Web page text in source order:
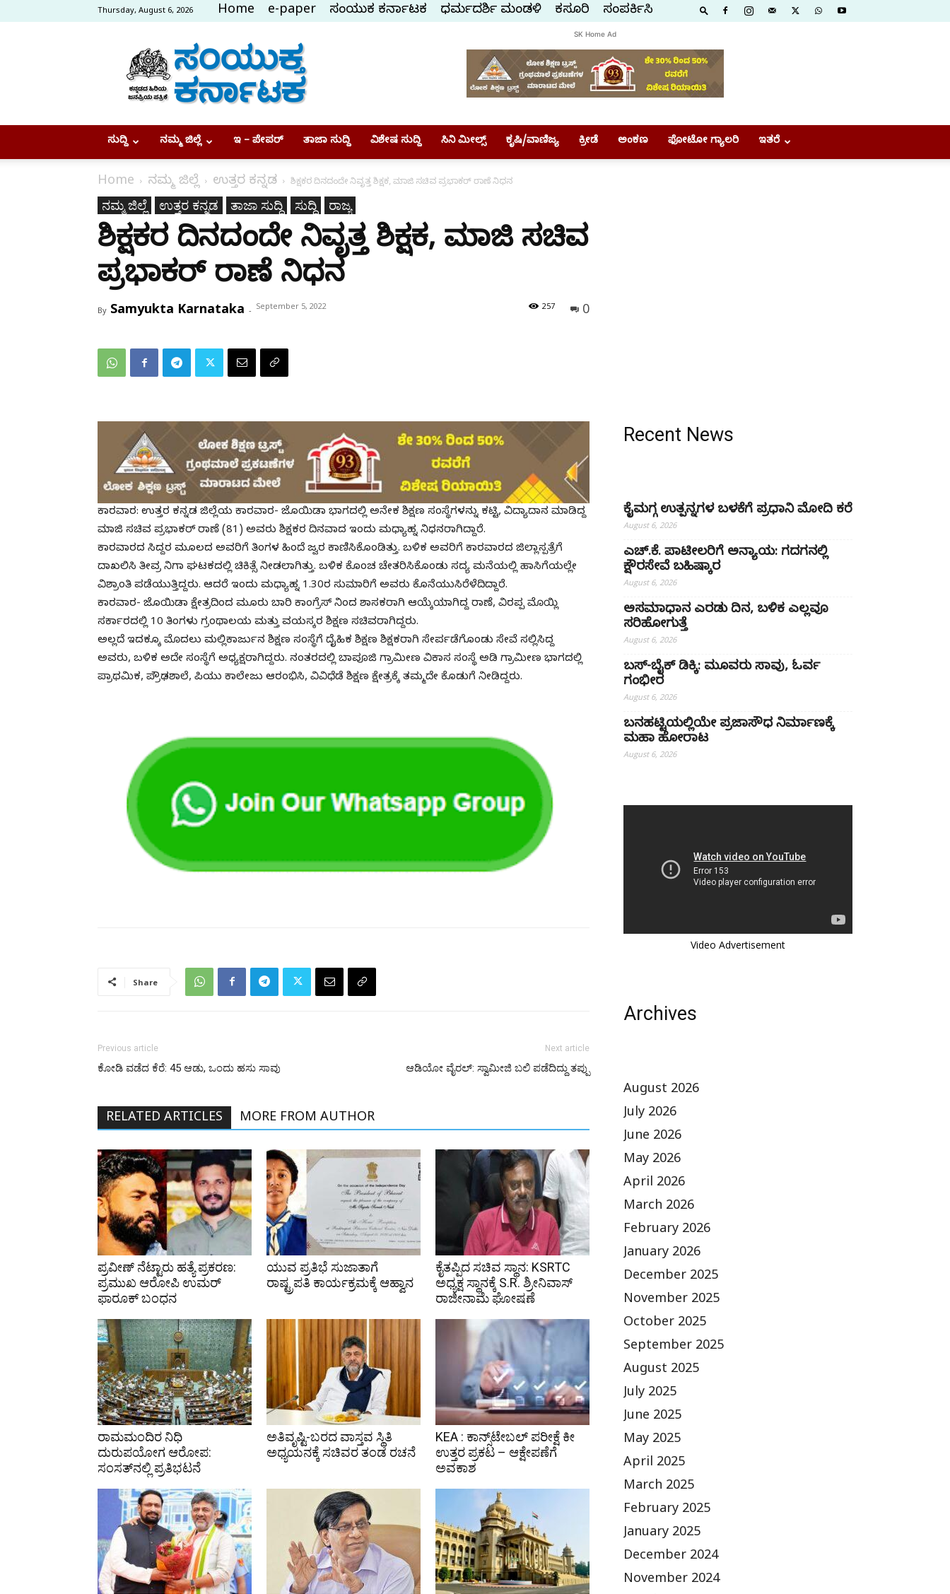
Thursday, August 6, 2026 Home e-paper ಸಂಯುಕ್ತ ಕರ್ನಾಟಕ ಧರ್ಮದರ್ಶಿ ಮಂಡಳಿ ಕಸ್ತೂರಿ ಸಂಪರ್ಕಿಸಿ
Samyukta
Karnataka
SK Home Ad
ಸುದ್ದಿ ನಮ್ಮ ಜಿಲ್ಲೆ ಇ – ಪೇಪರ್ ತಾಜಾ ಸುದ್ದಿ ವಿಶೇಷ ಸುದ್ದಿ ಸಿನಿ ಮೀಲ್ಸ್ ಕೃಷಿ/ವಾಣಿಜ್ಯ ಕ್ರೀಡೆ ಅಂಕಣ ಫೋಟೋ ಗ್ಯಾಲರಿ ಇತರೆ
Home ನಮ್ಮ ಜಿಲ್ಲೆ ಉತ್ತರ ಕನ್ನಡ ಶಿಕ್ಷಕರ ದಿನದಂದೇ ನಿವೃತ್ತ ಶಿಕ್ಷಕ, ಮಾಜಿ ಸಚಿವ ಪ್ರಭಾಕರ್ ರಾಣೆ ನಿಧನ
ನಮ್ಮ ಜಿಲ್ಲೆ ಉತ್ತರ ಕನ್ನಡ ತಾಜಾ ಸುದ್ದಿ ಸುದ್ದಿ ರಾಜ್ಯ
ಶಿಕ್ಷಕರ ದಿನದಂದೇ ನಿವೃತ್ತ ಶಿಕ್ಷಕ, ಮಾಜಿ ಸಚಿವ
ಪ್ರಭಾಕರ್ ರಾಣೆ ನಿಧನ
By Samyukta Karnataka - September 5, 2022 0
257
ಕಾರವಾರ: ಉತ್ತರ ಕನ್ನಡ ಜಿಲ್ಲೆಯ ಕಾರವಾರ- ಜೊಯಿಡಾ ಭಾಗದಲ್ಲಿ ಅನೇಕ ಶಿಕ್ಷಣ ಸಂಸ್ಥೆಗಳನ್ನು ಕಟ್ಟಿ, ವಿದ್ಯಾದಾನ ಮಾಡಿದ್ದ
ಮಾಜಿ ಸಚಿವ ಪ್ರಭಾಕರ್ ರಾಣೆ (81) ಅವರು ಶಿಕ್ಷಕರ ದಿನವಾದ ಇಂದು ಮಧ್ಯಾಹ್ನ ನಿಧನರಾಗಿದ್ದಾರೆ.
ಕಾರವಾರದ ಸಿದ್ದರ ಮೂಲದ ಅವರಿಗೆ ತಿಂಗಳ ಹಿಂದೆ ಜ್ವರ ಕಾಣಿಸಿಕೊಂಡಿತ್ತು. ಬಳಿಕ ಅವರಿಗೆ ಕಾರವಾರದ ಜಿಲ್ಲಾಸ್ಪತ್ರೆಗೆ
ದಾಖಲಿಸಿ ತೀವ್ರ ನಿಗಾ ಘಟಕದಲ್ಲಿ ಚಿಕಿತ್ಸೆ ನೀಡಲಾಗಿತ್ತು. ಬಳಿಕ ಕೊಂಚ ಚೇತರಿಸಿಕೊಂಡು ಸದ್ಯ ಮನೆಯಲ್ಲಿ ಹಾಸಿಗೆಯಲ್ಲೇ
ವಿಶ್ರಾಂತಿ ಪಡೆಯುತ್ತಿದ್ದರು. ಆದರೆ ಇಂದು ಮಧ್ಯಾಹ್ನ 1.30ರ ಸುಮಾರಿಗೆ ಅವರು ಕೊನೆಯುಸಿರೆಳೆದಿದ್ದಾರೆ.
ಕಾರವಾರ- ಜೊಯಿಡಾ ಕ್ಷೇತ್ರದಿಂದ ಮೂರು ಬಾರಿ ಕಾಂಗ್ರೆಸ್ ನಿಂದ ಶಾಸಕರಾಗಿ ಆಯ್ಕೆಯಾಗಿದ್ದ ರಾಣೆ, ವಿರಪ್ಪ ಮೊಯ್ಲಿ
ಸರ್ಕಾರದಲ್ಲಿ 10 ತಿಂಗಳು ಗ್ರಂಥಾಲಯ ಮತ್ತು ವಯಸ್ಕರ ಶಿಕ್ಷಣ ಸಚಿವರಾಗಿದ್ದರು.
ಅಲ್ಲದೆ ಇದಕ್ಕೂ ಮೊದಲು ಮಲ್ಲಿಕಾರ್ಜುನ ಶಿಕ್ಷಣ ಸಂಸ್ಥೆಗೆ ದೈಹಿಕ ಶಿಕ್ಷಣ ಶಿಕ್ಷಕರಾಗಿ ಸೇರ್ಪಡೆಗೊಂಡು ಸೇವೆ ಸಲ್ಲಿಸಿದ್ದ
ಅವರು, ಬಳಿಕ ಅದೇ ಸಂಸ್ಥೆಗೆ ಅಧ್ಯಕ್ಷರಾಗಿದ್ದರು. ನಂತರದಲ್ಲಿ ಬಾಪೂಜಿ ಗ್ರಾಮೀಣ ವಿಕಾಸ ಸಂಸ್ಥೆ ಅಡಿ ಗ್ರಾಮೀಣ ಭಾಗದಲ್ಲಿ
ಪ್ರಾಥಮಿಕ, ಪ್ರೌಢಶಾಲೆ, ಪಿಯು ಕಾಲೇಜು ಆರಂಭಿಸಿ, ವಿವಿಧೆಡೆ ಶಿಕ್ಷಣ ಕ್ಷೇತ್ರಕ್ಕೆ ತಮ್ಮದೇ ಕೊಡುಗೆ ನೀಡಿದ್ದರು.
Share
Previous article
ಕೋಡಿ ವಡೆದ ಕೆರೆ: 45 ಆಡು, ಒಂದು ಹಸು ಸಾವು
Next article
ಆಡಿಯೋ ವೈರಲ್: ಸ್ವಾಮೀಜಿ ಬಲಿ ಪಡೆದಿದ್ದು ತಪ್ಪು
RELATED ARTICLES MORE FROM AUTHOR
ಪ್ರವೀಣ್ ನೆಟ್ಟಾರು ಹತ್ಯೆ ಪ್ರಕರಣ:
ಪ್ರಮುಖ ಆರೋಪಿ ಉಮರ್
ಫಾರೂಕ್ ಬಂಧನ
ಯುವ ಪ್ರತಿಭೆ ಸುಜಾತಾಗೆ
ರಾಷ್ಟ್ರಪತಿ ಕಾರ್ಯಕ್ರಮಕ್ಕೆ ಆಹ್ವಾನ
ಕೈತಪ್ಪಿದ ಸಚಿವ ಸ್ಥಾನ: KSRTC
ಅಧ್ಯಕ್ಷ ಸ್ಥಾನಕ್ಕೆ S.R. ಶ್ರೀನಿವಾಸ್
ರಾಜೀನಾಮೆ ಘೋಷಣೆ
ರಾಮಮಂದಿರ ನಿಧಿ
ದುರುಪಯೋಗ ಆರೋಪ:
ಸಂಸತ್‌ನಲ್ಲಿ ಪ್ರತಿಭಟನೆ
ಅತಿವೃಷ್ಟಿ-ಬರದ ವಾಸ್ತವ ಸ್ಥಿತಿ
ಅಧ್ಯಯನಕ್ಕೆ ಸಚಿವರ ತಂಡ ರಚನೆ
KEA : ಕಾನ್ಸ್‌ಟೇಬಲ್ ಪರೀಕ್ಷೆ ಕೀ
ಉತ್ತರ ಪ್ರಕಟ – ಆಕ್ಷೇಪಣೆಗೆ
ಅವಕಾಶ
Recent News
ಕೈಮಗ್ಗ ಉತ್ಪನ್ನಗಳ ಬಳಕೆಗೆ ಪ್ರಧಾನಿ ಮೋದಿ ಕರೆ
August 6, 2026
ಎಚ್‌.ಕೆ. ಪಾಟೀಲರಿಗೆ ಅನ್ಯಾಯ: ಗದಗನಲ್ಲಿ
ಕ್ಷೌರಸೇವೆ ಬಹಿಷ್ಕಾರ
August 6, 2026
ಅಸಮಾಧಾನ ಎರಡು ದಿನ, ಬಳಿಕ ಎಲ್ಲವೂ
ಸರಿಹೋಗುತ್ತೆ
August 6, 2026
ಬಸ್-ಬೈಕ್ ಡಿಕ್ಕಿ: ಮೂವರು ಸಾವು, ಓರ್ವ
ಗಂಭೀರ
August 6, 2026
ಬನಹಟ್ಟಿಯಲ್ಲಿಯೇ ಪ್ರಜಾಸೌಧ ನಿರ್ಮಾಣಕ್ಕೆ
ಮಹಾ ಹೋರಾಟ
August 6, 2026
Video Advertisement
Archives
August 2026
July 2026
June 2026
May 2026
April 2026
March 2026
February 2026
January 2026
December 2025
November 2025
October 2025
September 2025
August 2025
July 2025
June 2025
May 2025
April 2025
March 2025
February 2025
January 2025
December 2024
November 2024